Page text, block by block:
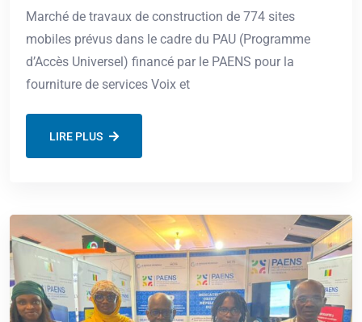
Marché de travaux de construction de 774 sites
mobiles prévus dans le cadre du PAU (Programme
d’Accès Universel) financé par le PAENS pour la
fourniture de services Voix et
LIRE PLUS